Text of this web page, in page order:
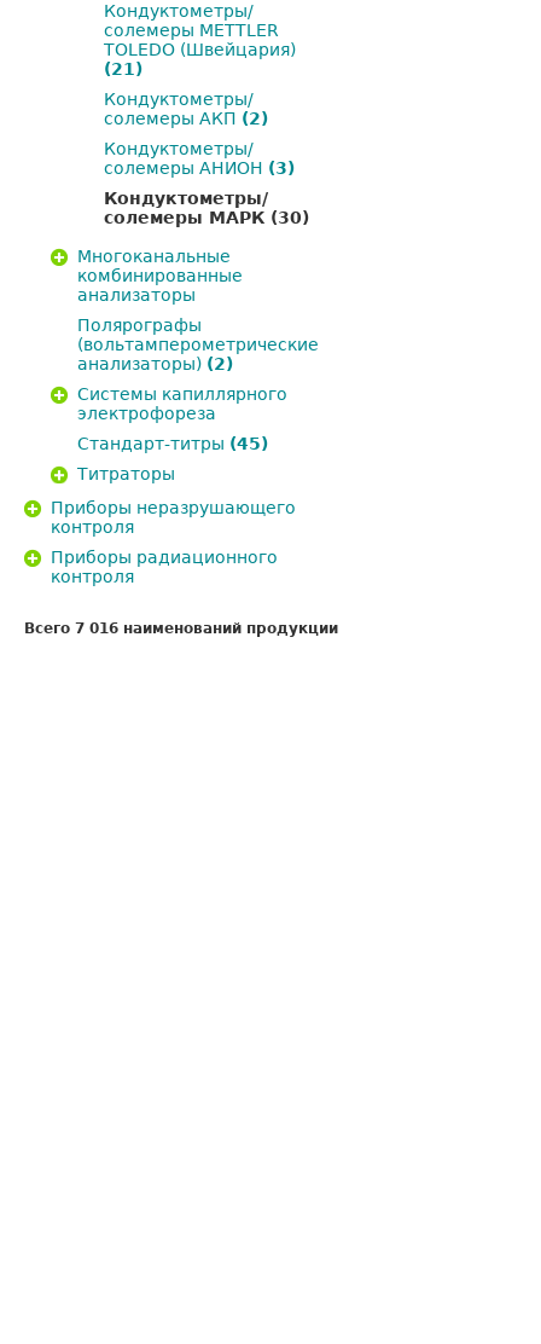
Кондуктометры/
солемеры METTLER
TOLEDO (Швейцария)
(21)
Кондуктометры/
солемеры АКП (2)
Кондуктометры/
солемеры АНИОН (3)
Кондуктометры/
солемеры МАРК (30)
Многоканальные
комбинированные
анализаторы
Полярографы
(вольтамперометрические
анализаторы) (2)
Системы капиллярного
электрофореза
Стандарт-титры (45)
Титраторы
Приборы неразрушающего
контроля
Приборы радиационного
контроля
Всего 7 016 наименований продукции